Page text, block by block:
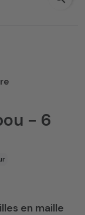
- 6
en maille